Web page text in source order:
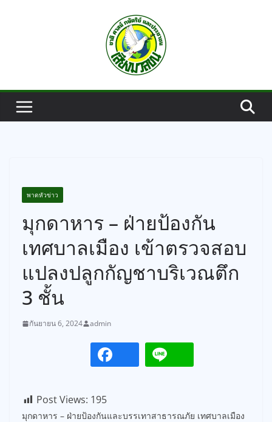
พาดหัวข่าว
มุกดาหาร – ฝ่ายป้องกัน
เทศบาลเมือง เข้าตรวจสอบ
แปลงปลูกกัญชาบริเวณตึก
3 ชั้น
กันยายน 6, 2024 admin
Post Views: 195
มุกดาหาร – ฝ่ายป้องกันและบรรเทาสาธารณภัย เทศบาลเมือง